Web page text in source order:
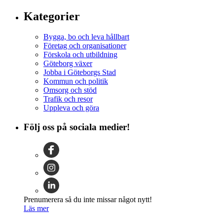
Kategorier
Bygga, bo och leva hållbart
Företag och organisationer
Förskola och utbildning
Göteborg växer
Jobba i Göteborgs Stad
Kommun och politik
Omsorg och stöd
Trafik och resor
Uppleva och göra
Följ oss på sociala medier!
Prenumerera så du inte missar något nytt!
Läs mer